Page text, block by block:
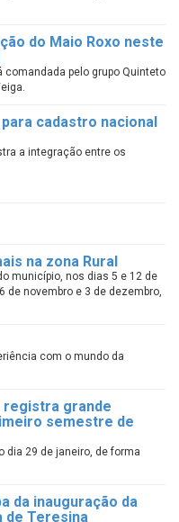
do Maio Roxo neste
pelo grupo Quinteto
cadastro nacional
a integração entre os
na zona Rural
município, nos dias 5 e 12 de
de novembro e 3 de dezembro,
com o mundo da
registra grande
semestre de
dia 29 de janeiro, de forma
da inauguração da
de Teresina